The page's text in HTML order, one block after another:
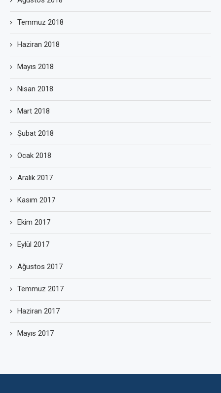
Temmuz 2018
Haziran 2018
Mayıs 2018
Nisan 2018
Mart 2018
Şubat 2018
Ocak 2018
Aralık 2017
Kasım 2017
Ekim 2017
Eylül 2017
Ağustos 2017
Temmuz 2017
Haziran 2017
Mayıs 2017